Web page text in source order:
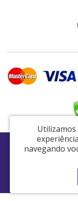
RDI2 Peças
Av. Nordestina, 663 -
navegando